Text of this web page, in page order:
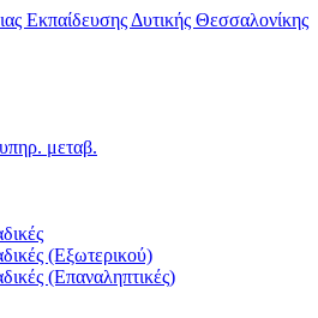
μεταβ.
(Εξωτερικού)
(Επαναληπτικές)